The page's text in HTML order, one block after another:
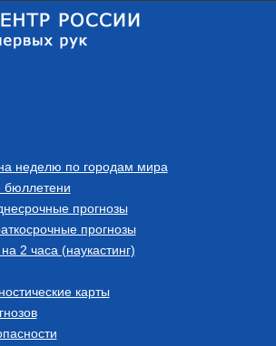
неделю по городам мира
бюллетени
прогнозы
прогнозы
2 часа (наукастинг)
карты